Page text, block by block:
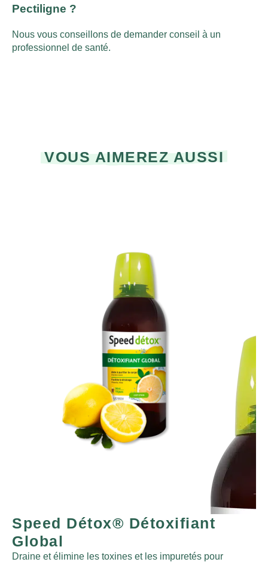
Pectiligne ?
Nous vous conseillons de demander conseil à un
professionnel de santé.
VOUS AIMEREZ AUSSI
Speed Détox® Détoxifiant
Global
Draine et élimine les toxines et les impuretés pour